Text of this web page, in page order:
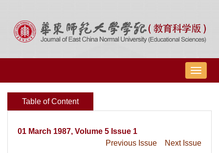
导
航
Table of Content
01 March 1987, Volume 5 Issue 1
Previous Issue
Next Issue